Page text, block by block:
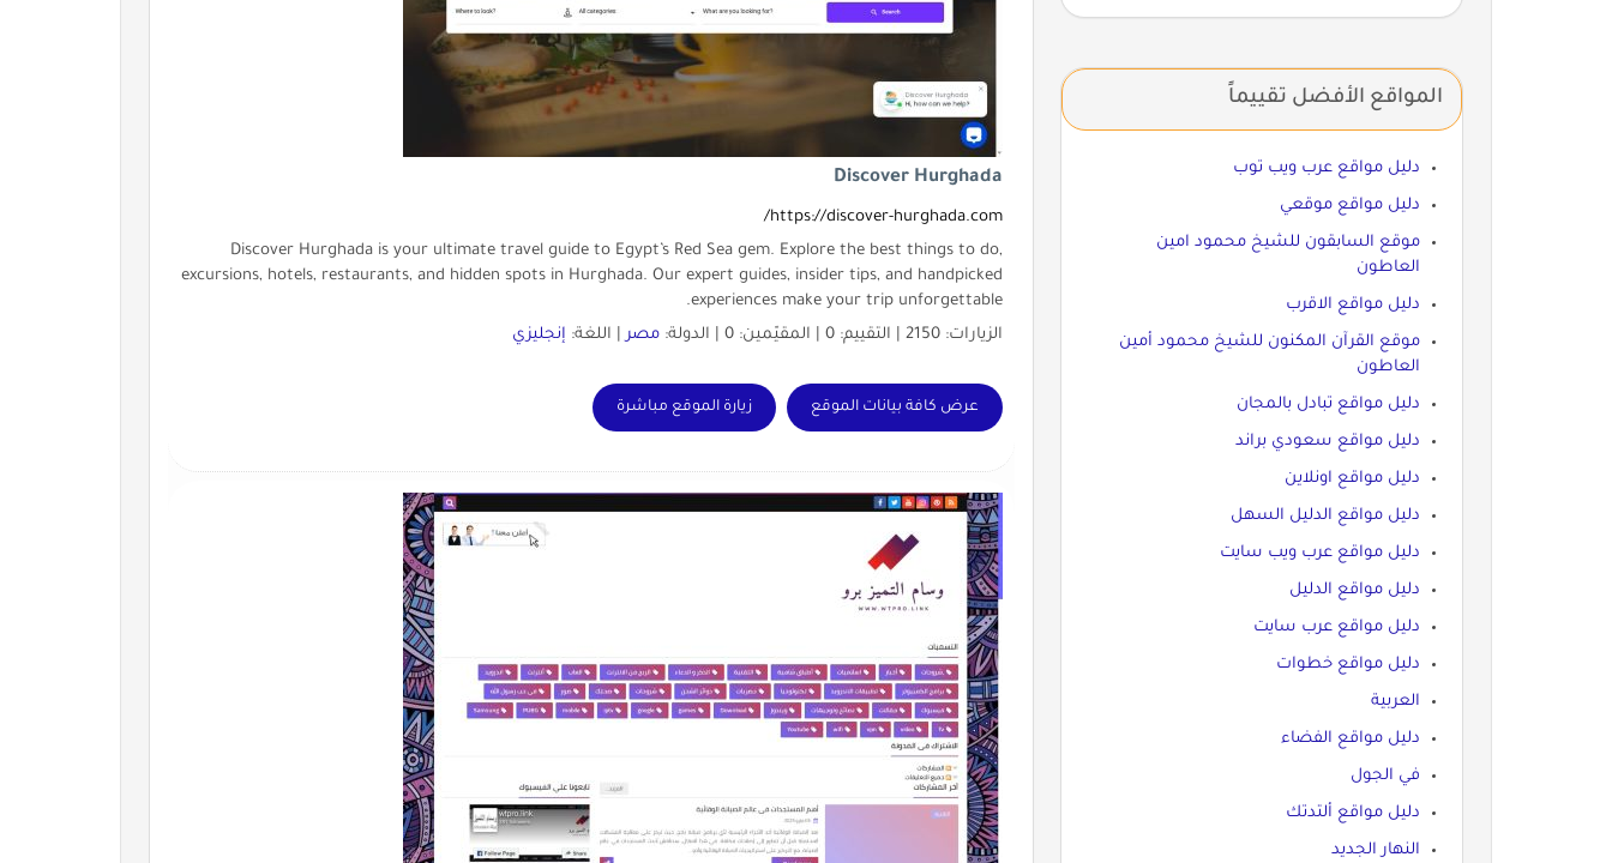
Discover Hurghada
https://discover-hurghada.com/
Discover Hurghada is your ultimate travel guide to Egypt’s Red Sea gem. Explore the best things to do,
excursions, hotels, restaurants, and hidden spots in Hurghada. Our expert guides, insider tips, and handpicked
experiences make your trip unforgettable.
الزيارات: 2150 | التقييم: 0 | المقيّمين: 0 | الدولة:
مصر | اللغة: إنجليزي
عرض كافة بيانات الموقع زيارة الموقع مباشرة
المواقع الأفضل تقييماً
دليل مواقع عرب ويب توب
دليل مواقع موقعي
موقع السابقون للشيخ محمود امين
العاطون
دليل مواقع الاقرب
موقع القرآن المكنون للشيخ محمود أمين
العاطون
دليل مواقع تبادل بالمجان
دليل مواقع سعودي براند
دليل مواقع اونلاين
دليل مواقع الدليل السهل
دليل مواقع عرب ويب سايت
دليل مواقع الدليل
دليل مواقع عرب سايت
دليل مواقع خطوات
العربية
دليل مواقع الفضاء
في الجول
دليل مواقع ألتدتك
النهار الجديد